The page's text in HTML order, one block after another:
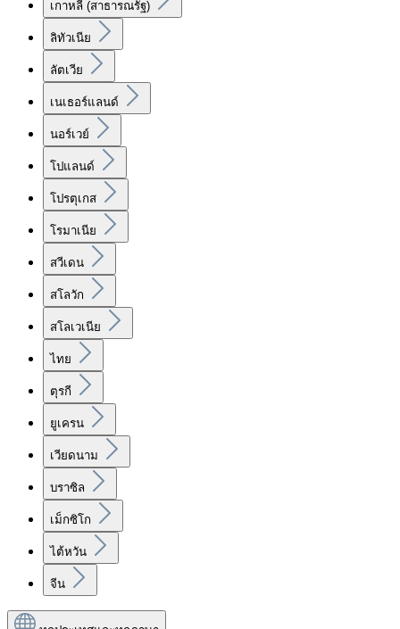
เกาหลี (สาธารณรัฐ)
ลิทัวเนีย
ลัตเวีย
เนเธอร์แลนด์
นอร์เวย์
โปแลนด์
โปรตุเกส
โรมาเนีย
สวีเดน
สโลวัก
สโลเวเนีย
ไทย
ตุรกี
ยูเครน
เวียดนาม
บราซิล
เม็กซิโก
ไต้หวัน
จีน